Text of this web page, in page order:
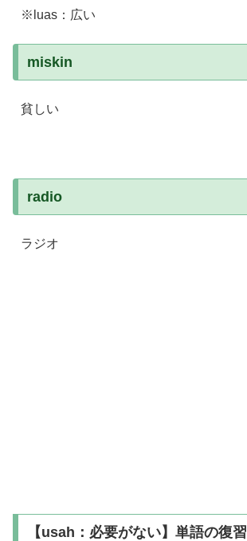
※luas：広い
miskin
貧しい
radio
ラジオ
【usah：必要がない】単語の復習